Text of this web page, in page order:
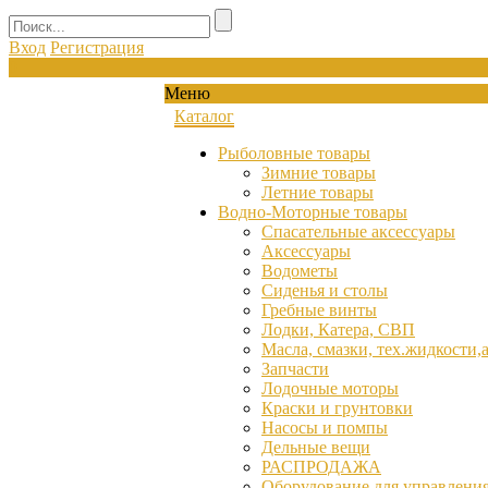
Вход Регистрация
Меню
Каталог
Рыболовные товары
Зимние товары
Летние товары
Водно-Моторные товары
Спасательные аксессуары
Аксессуары
Водометы
Сиденья и столы
Гребные винты
Лодки, Катера, СВП
Масла, смазки,
Запчасти
Лодочные моторы
Краски и грунтовки
Насосы и помпы
Дельные вещи
РАСПРОДАЖА